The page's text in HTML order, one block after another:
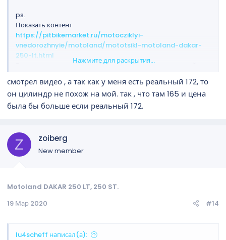
ps.
Показать контент
https://pitbikemarket.ru/motocziklyi-
vnedorozhnyie/motoland/mototsikl-motoland-dakar-
250-lt.html
Все как я и накаркал)) вес 120 и 21лс. Тимур переписывай
Нажмите для раскрытия...
смотрел видео , а так как у меня есть реальный 172, то
он цилиндр не похож на мой. так , что там 165 и цена
была бы больше если реальный 172.
Z zoiberg
New member
Motoland DAKAR 250 LT, 250 ST.
19 Мар 2020
#14
lu4scheff написал(а):